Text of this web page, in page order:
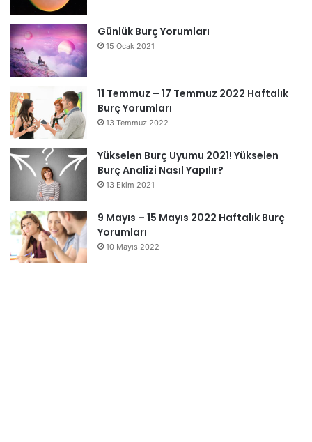
Günlük Burç Yorumları
15 Ocak 2021
11 Temmuz – 17 Temmuz 2022 Haftalık
Burç Yorumları
13 Temmuz 2022
Yükselen Burç Uyumu 2021! Yükselen
Burç Analizi Nasıl Yapılır?
13 Ekim 2021
9 Mayıs – 15 Mayıs 2022 Haftalık Burç
Yorumları
10 Mayıs 2022